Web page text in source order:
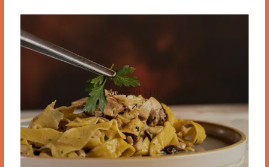
Menù in PDF